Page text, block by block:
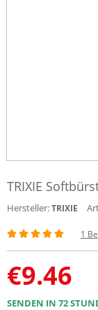
TRIXIE
Hersteller:TRIXIE
1
€9.46
SENDEN IN 72